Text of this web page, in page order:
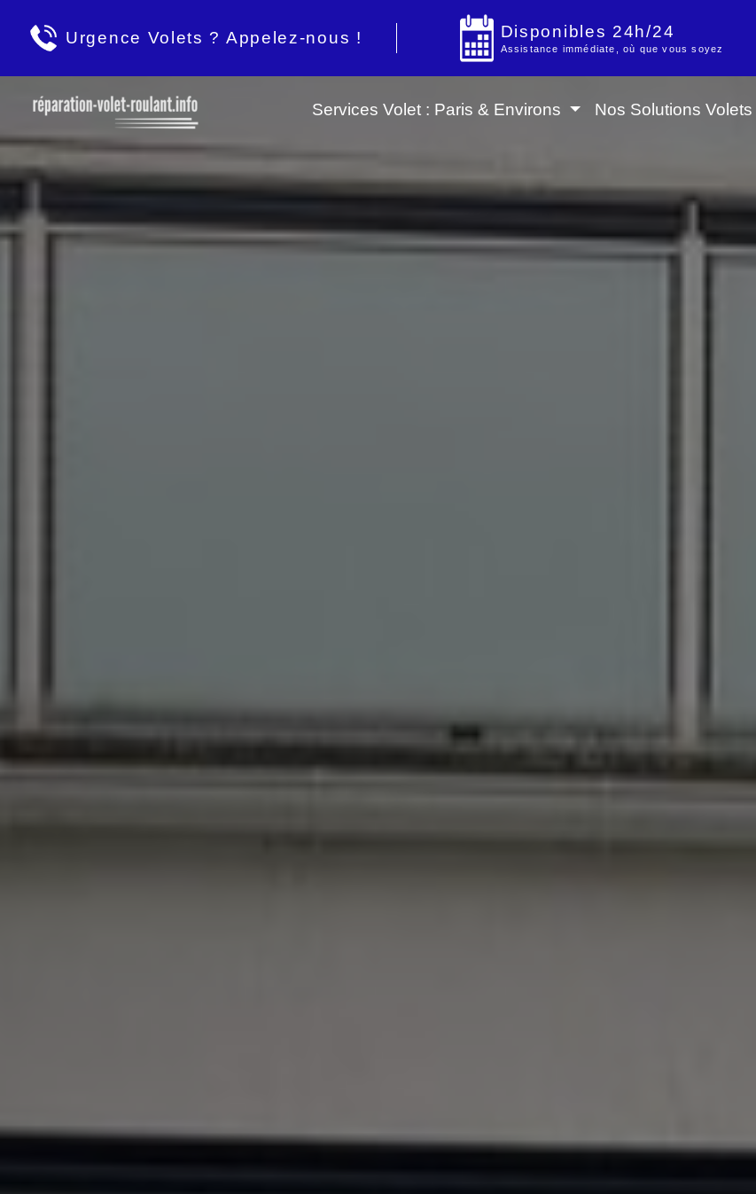
Urgence Volets ? Appelez-nous ! Disponibles 24h/24
Assistance immédiate, où que vous soyez
Services Volet : Paris & Environs Nos Solutions Volets